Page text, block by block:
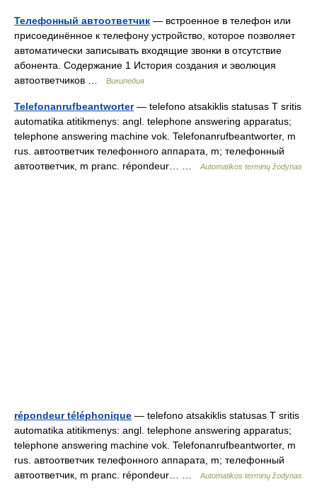
Телефонный автоответчик — встроенное в телефон или
присоединённое к телефону устройство, которое позволяет
автоматически записывать входящие звонки в отсутствие
абонента. Содержание 1 История создания и эволюция
автоответчиков …
Википедия
Telefonanrufbeantworter— telefono atsakiklis statusas T sritis
automatika atitikmenys: angl. telephone answering apparatus;
telephone answering machine vok. Telefonanrufbeantworter, m
rus. автоответчик телефонного аппарата, m; телефонный
автоответчик, m pranc. répondeur… …
Automatikos terminų žodynas
répondeur téléphonique — telefono atsakiklis statusas T sritis
automatika atitikmenys: angl. telephone answering apparatus;
telephone answering machine vok. Telefonanrufbeantworter, m
rus. автоответчик телефонного аппарата, m; телефонный
автоответчик, m pranc. répondeur… …
Automatikos terminų žodynas